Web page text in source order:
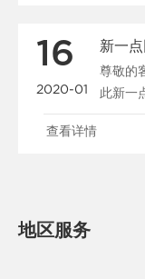
16
2020-01
尊敬的
此新一
里，
查看详情
地区服务